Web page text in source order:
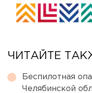
ЧИТАЙТЕ
Беспилотная
Челябинской